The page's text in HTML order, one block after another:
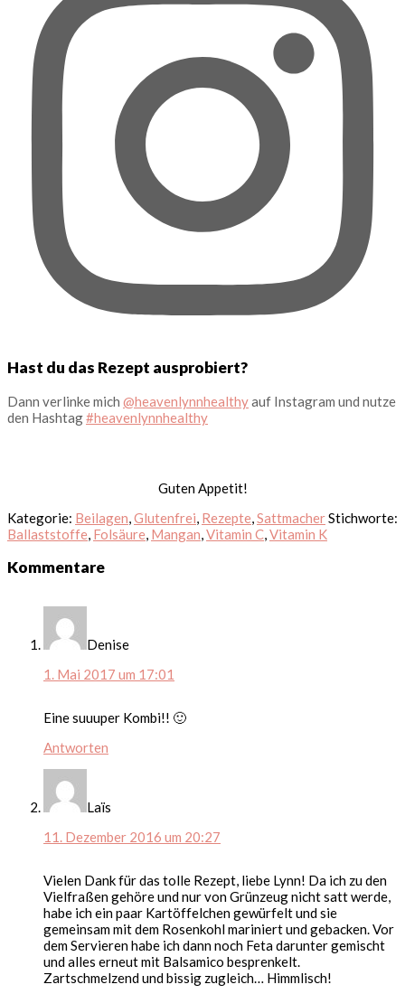
Hast du das Rezept ausprobiert?
Dann verlinke mich @heavenlynnhealthyauf Instagram und nutze
den Hashtag#heavenlynnhealthy
Guten Appetit!
Kategorie: Beilagen,Glutenfrei, Rezepte,SattmacherStichworte:
Ballaststoffe, Folsäure, Mangan,Vitamin C,Vitamin K
Leser-
Kommentare
Denise
1. Mai 2017 um 17:01
Eine suuuper Kombi!! 🙂
Antworten
Laïs
11. Dezember 2016 um 20:27
Vielen Dank für das tolle Rezept, liebe Lynn! Da ich zu den
Vielfraßen gehöre und nur von Grünzeug nicht satt werde,
habe ich ein paar Kartöffelchen gewürfelt und sie
gemeinsam mit dem Rosenkohl mariniert und gebacken. Vor
dem Servieren habe ich dann noch Feta darunter gemischt
und alles erneut mit Balsamico besprenkelt.
Zartschmelzend und bissig zugleich… Himmlisch!